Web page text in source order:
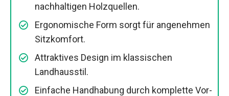
nachhaltigen Holzquellen.
Ergonomische Form sorgt für angenehmen
Sitzkomfort.
Attraktives Design im klassischen
Landhausstil.
Einfache Handhabung durch komplette Vor-